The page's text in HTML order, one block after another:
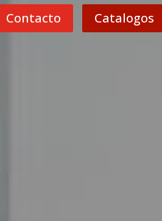
Contacto Catalogos